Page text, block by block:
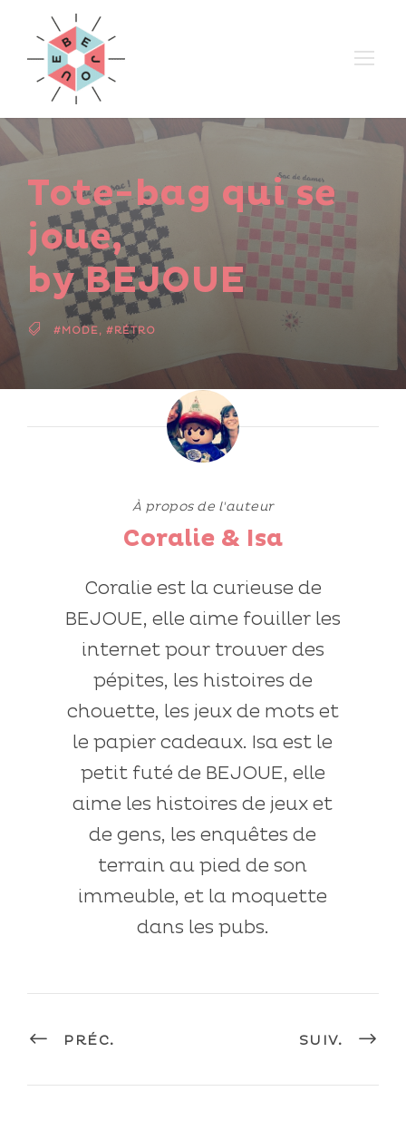
Tote-bag qui se
joue,
by BEJOUE
#MODE, #RÉTRO
À propos de l'auteur
Coralie & Isa
Coralie est la curieuse de
BEJOUE, elle aime fouiller les
internet pour trouver des
pépites, les histoires de
chouette, les jeux de mots et
le papier cadeaux. Isa est le
petit futé de BEJOUE, elle
aime les histoires de jeux et
de gens, les enquêtes de
terrain au pied de son
immeuble, et la moquette
dans les pubs.
PRÉC. SUIV.